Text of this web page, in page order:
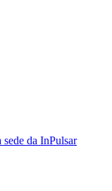
da InPulsar